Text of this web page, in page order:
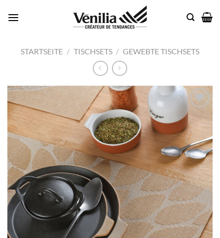
Inhalt
STARTSEITE / TISCHSETS / GEWEBTE TISCHSETS
Add to
wishlist